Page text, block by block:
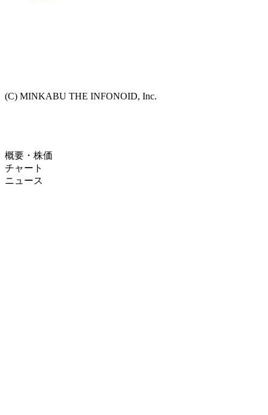
(C) MINKABU THE INFONOID, Inc.
概要・株価
チャート
ニュース